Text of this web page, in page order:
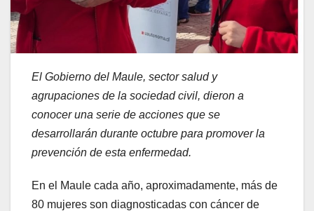
El Gobierno del Maule, sector salud y
agrupaciones de la sociedad civil, dieron a
conocer una serie de acciones que se
desarrollarán durante octubre para promover la
prevención de esta enfermedad.
En el Maule cada año, aproximadamente, más de
80 mujeres son diagnosticadas con cáncer de